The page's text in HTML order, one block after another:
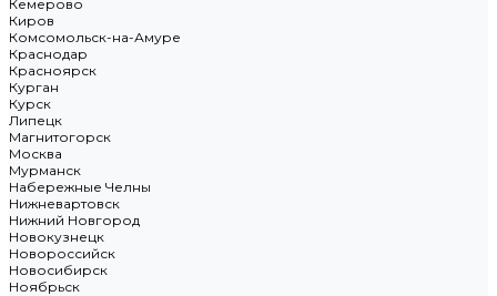
Кемерово
Киров
Комсомольск-на-Амуре
Краснодар
Красноярск
Курган
Курск
Липецк
Магнитогорск
Москва
Мурманск
Набережные Челны
Нижневартовск
Нижний Новгород
Новокузнецк
Новороссийск
Новосибирск
Ноябрьск